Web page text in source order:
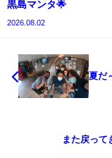
黒島マンタ🌟
2026.08.02
夏だ
また戻って